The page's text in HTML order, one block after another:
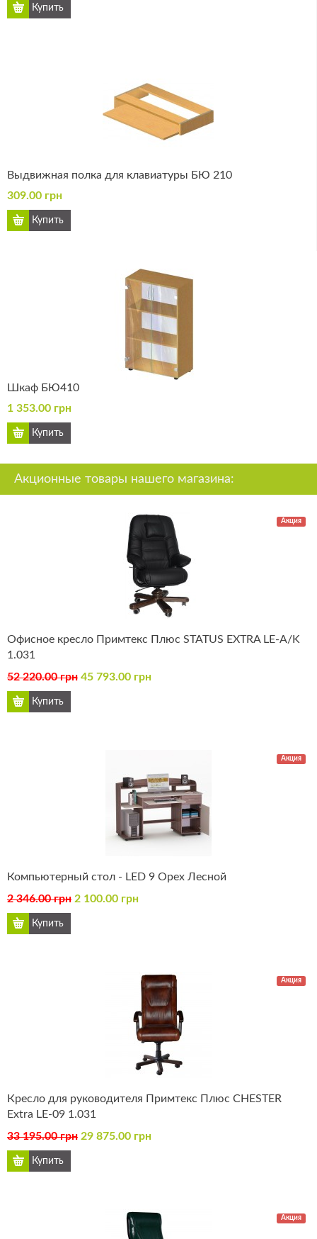
Выдвижная полка для клавиатуры БЮ 210
309.00 грн
Шкаф БЮ410
1 353.00 грн
Акционные товары нашего магазина:
Акция
Офисное кресло Примтекс Плюс STATUS EXTRA LE-A/K
1.031
52 220.00 грн 45 793.00 грн
Акция
Компьютерный стол - LED 9 Орех Лесной
2 346.00 грн 2 100.00 грн
Акция
Кресло для руководителя Примтекс Плюс CHESTER
Extra LE-09 1.031
33 195.00 грн 29 875.00 грн
Акция